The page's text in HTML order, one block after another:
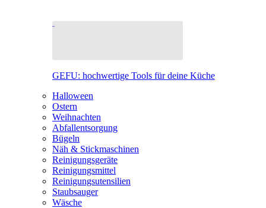
GEFU: hochwertige Tools für deine Küche
Halloween
Ostern
Weihnachten
Abfallentsorgung
Bügeln
Näh & Stickmaschinen
Reinigungsgeräte
Reinigungsmittel
Reinigungsutensilien
Staubsauger
Wäsche